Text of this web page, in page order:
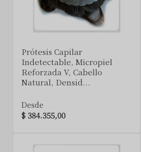
Prótesis Capilar
Indetectable, Micropiel
Reforzada V, Cabello
Natural, Densid...
Desde
$ 384.355,00
VER DETALLE